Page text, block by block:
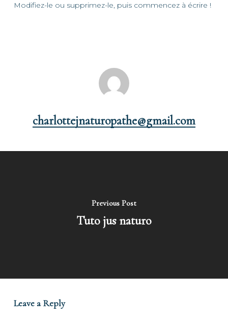
Modifiez-le ou supprimez-le, puis commencez à écrire !
charlottejnaturopathe@gmail.com
Previous Post
Tuto jus naturo
Leave a Reply